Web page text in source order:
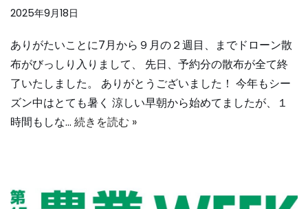
2025年9月18日
ありがたいことに7月から９月の２週目、までドローン散
布がびっしり入りまして、 先日、予約分の散布が全て終
了いたしました。 ありがとうございました！ 今年もシー
ズン中はとても暑く 涼しい早朝から始めてましたが、１
時間もしな… 続きを読む »